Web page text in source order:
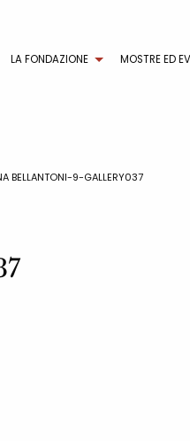
LA FONDAZIONE MOSTRE ED
BELLANTONI-9-GALLERY037